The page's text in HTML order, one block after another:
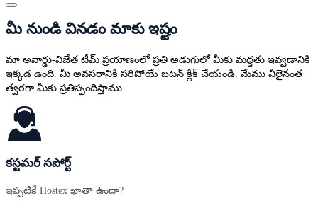
మీ నుండి వినడం మాకు ఇష్టం
మా అవార్డు-విజేత టీమ్ ప్రయాణంలో ప్రతి అడుగులో మీకు మద్దతు ఇవ్వడానికి
ఇక్కడ ఉంది. మీ అవసరానికి సరిపోయే బటన్ క్లిక్ చేయండి. మేము వీలైనంత
త్వరగా మీకు ప్రతిస్పందిస్తాము.
కస్టమర్ సపోర్ట్
ఇప్పటికే Hostex ఖాతా ఉందా?